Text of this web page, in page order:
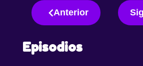
Anterior
Episodios